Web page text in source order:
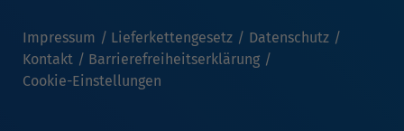
Impressum Lieferkettengesetz
Datenschutz
Kontakt
Barrierefreiheitserklärung
Cookie-Einstellungen